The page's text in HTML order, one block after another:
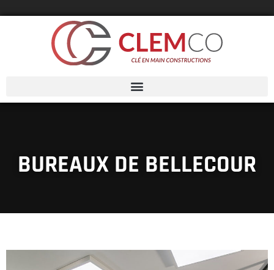
BUREAUX DE BELLECOUR